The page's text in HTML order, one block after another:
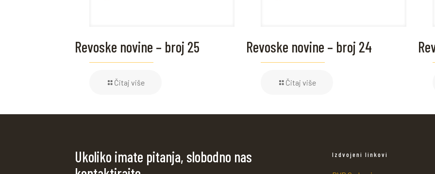
Revoske novine – broj 25
Čitaj više
Revoske novine – broj 24
Čitaj više
Ukoliko imate pitanja, slobodno nas
Izdvojeni linkovi